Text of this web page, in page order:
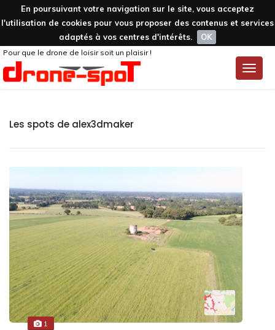
En poursuivant votre navigation sur le site, vous acceptez
l'utilisation de cookies pour vous proposer des contenus et services
adaptés à vos centres d'intérêts.
OK
Toggle
Pour que le drone de loisir soit un plaisir !
Les spots de alex3dmaker
1